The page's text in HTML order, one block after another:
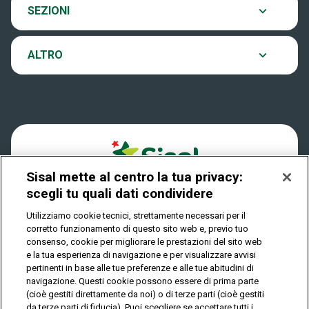
VinciCasa
Play Your Date
SEZIONI
Archivio estrazioni
Verifica vincite
ALTRO
Contatti
Notifiche
Privacy
IL GIOCO È VIETATO AI MINORI E PUÒ CAUSARE
DIPENDENZA PATOLOGICA
© Copyright Sisal Italia S.p.A. - P.I. 02433760135
Sisal mette al centro la tua privacy:
scegli tu quali dati condividere
Utilizziamo cookie tecnici, strettamente necessari per il
corretto funzionamento di questo sito web e, previo tuo
consenso, cookie per migliorare le prestazioni del sito web
e la tua esperienza di navigazione e per visualizzare avvisi
pertinenti in base alle tue preferenze e alle tue abitudini di
navigazione. Questi cookie possono essere di prima parte
(cioè gestiti direttamente da noi) o di terze parti (cioè gestiti